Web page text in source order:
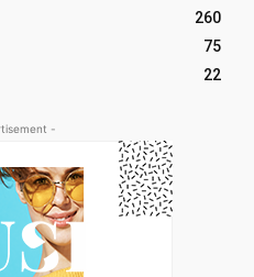
260
75
22
-